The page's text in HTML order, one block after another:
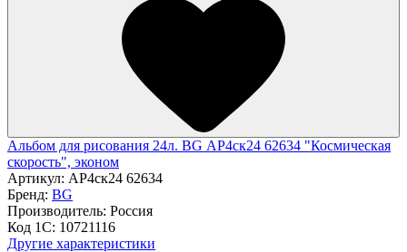
Альбом для рисования 24л. BG АР4ск24 62634 "Космическая
скорость", эконом
Артикул: АР4ск24 62634
Бренд: BG
Производитель: Россия
Код 1С: 10721116
Другие характеристики